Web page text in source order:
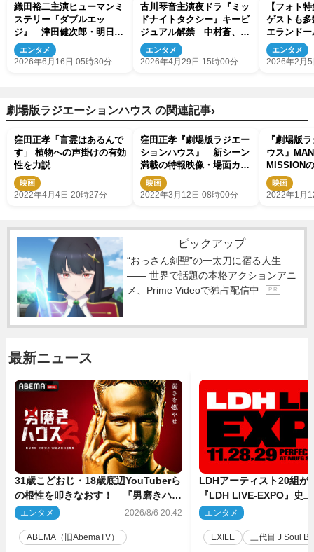
織田裕二主演ヒューマンミ
ステリー『ダブルエッ
ジ』 津田健次郎・明日海
りお・和久井映見ら出演決
定
エンタメ
2026年6月16日 05時30分
古川琴音主演夜ドラ『ミッ
ドナイトタクシー』キービ
ジュアル解禁 中村蒼、伊
藤万理華ら新キャストも発
表
エンタメ
2026年4月29日 15時00分
【フォト
ゲストも
エランド
エンタメ
2026年2月
劇場版ラジエーションハウス の関連記事›
窪田正孝「言霊はあるんで
す」 植物への声掛けの有効
性を力説
映画
2022年4月4日 20時27分
窪田正孝『劇場版ラジエー
ションハウス』 新シーン
満載の特報映像・場面カッ
ト解禁
映画
2022年3月12日 08時00分
『劇場版
ウス』
MISSION
＆ポスター
映画
2022年1月
ピックアップ
“おっさん剣聖”の一太刀に宿る人生
―― 世界で話題の本格アクションアニ
メ、Prime Videoで独占配信中
P R
最新ニュース
31歳こどおじ・18歳底辺YouTuberら
の根性を叩きなおす！ 『男磨きハウ
ス』第2弾コーチ陣発表
エンタメ 2026/8/6 20:42
ABEMA（旧AbemaTV）
LDHアーティスト20組
『LDH LIVE‐EXPO』史
技場で開催決定
エンタメ
EXILE 三代目 J Soul